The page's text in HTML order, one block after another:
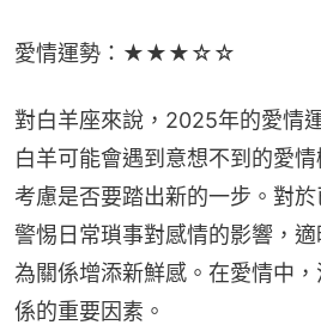
愛情運勢：★★★☆☆
對白羊座來說，2025年的愛情
白羊可能會遇到意想不到的愛
考慮是否要踏出新的一步。對
警惕日常瑣事對感情的影響，
為關係增添新鮮感。在愛情中
係的重要因素。